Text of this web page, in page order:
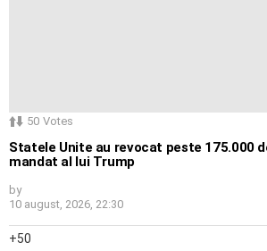
50 Votes
Statele Unite au revocat peste 175.000
mandat al lui Trump
by
10 august, 2026, 22:30
50